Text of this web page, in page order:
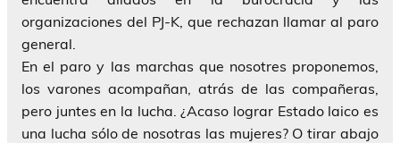
organizaciones del PJ-K, que rechazan llamar al paro
general.
En el paro y las marchas que nosotres proponemos,
los varones acompañan, atrás de las compañeras,
pero juntes en la lucha. ¿Acaso lograr Estado laico es
una lucha sólo de nosotras las mujeres? O tirar abajo